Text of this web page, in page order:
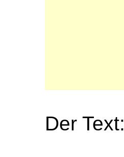
Der Text: